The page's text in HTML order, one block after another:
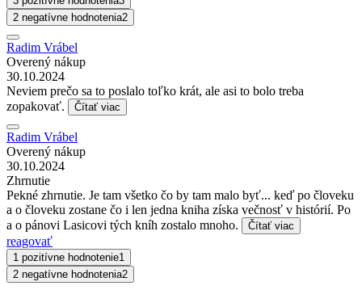
2 negatívne hodnotenia2
Radim Vrábel
Overený nákup
30.10.2024
Neviem prečo sa to poslalo toľko krát, ale asi to bolo treba
zopakovať.
Čítať viac
Radim Vrábel
Overený nákup
30.10.2024
Zhrnutie
Pekné zhrnutie. Je tam všetko čo by tam malo byť... keď po človeku
a o človeku zostane čo i len jedna kniha získa večnosť v histórií. Po
a o pánovi Lasicovi tých kníh zostalo mnoho.
Čítať viac
reagovať
1 pozitívne hodnotenie1
2 negatívne hodnotenia2